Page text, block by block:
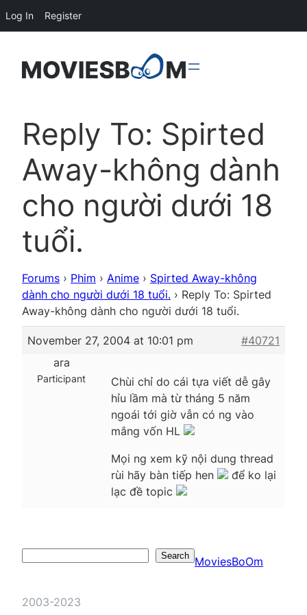
Reply To: Spirted
Away-không dành
cho người dưới 18
tuổi.
Forums › Phim › Anime › Spirted Away-không
dành cho người dưới 18 tuổi. › Reply To: Spirted
Away-không dành cho người dưới 18 tuổi.
November 27, 2004 at 10:01 pm
#40721
ara
Participant
Chùi chỉ do cái tựa viết dễ gây
hỉu lầm mà từ tháng 5 năm
ngoái tới giờ vẫn có ng vào
mắng vốn HL
Mọi ng xem kỹ nội dung thread
rùi hãy bàn tiếp hen
để ko lại
lạc đề topic
Search MoviesBoOm
2003-2023
Log In Register